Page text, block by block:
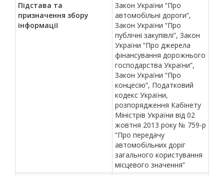
Підстава та
призначення збору
інформації
Закон України “Про
автомобільні дороги”,
Закон України “Про
публічні закупівлі”, Закон
України “Про джерела
фінансування дорожнього
господарства України”,
Закон України “Про
концесію”, Податковий
кодекс України,
розпорядження Кабінету
Міністрів України від 02
жовтня 2013 року № 759-р
“Про передачу
автомобільних доріг
загального користування
місцевого значення”